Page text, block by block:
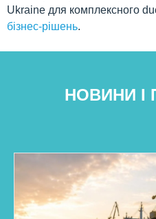
Ukraine для комплексного
бізнес-рішень.
НОВИНИ І